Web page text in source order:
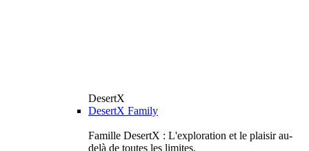
DesertX
DesertX Family
Famille DesertX : L'exploration et le plaisir au-
delà de toutes les limites.